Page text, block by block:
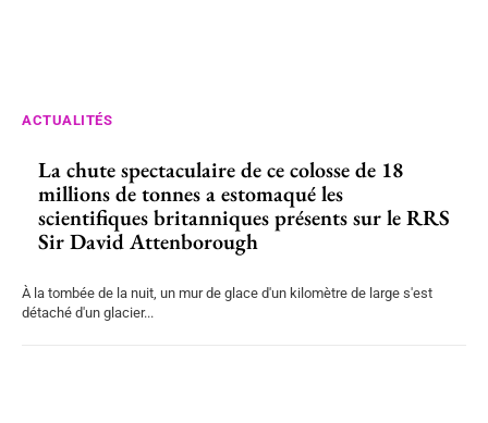
ACTUALITÉS
La chute spectaculaire de ce colosse de 18
millions de tonnes a estomaqué les
scientifiques britanniques présents sur le RRS
Sir David Attenborough
À la tombée de la nuit, un mur de glace d'un kilomètre de large s'est
détaché d'un glacier...